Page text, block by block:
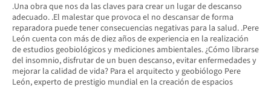
.Una obra que nos da las claves para crear un lugar de descanso
adecuado. .El malestar que provoca el no descansar de forma
reparadora puede tener consecuencias negativas para la salud. .Pere
León cuenta con más de diez años de experiencia en la realización
de estudios geobiológicos y mediciones ambientales. ¿Cómo librarse
del insomnio, disfrutar de un buen descanso, evitar enfermedades y
mejorar la calidad de vida? Para el arquitecto y geobiólogo Pere
León, experto de prestigio mundial en la creación de espacios